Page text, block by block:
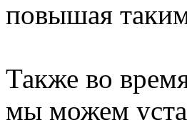
повышая
Также во
мы можем